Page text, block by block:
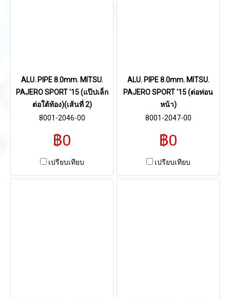
ALU. PIPE 8.0mm. MITSU.
PAJERO SPORT '15 (แป๊ปเล็ก
ต่อใต้ท้อง)(เส้นที่ 2)
8001-2046-00
฿0
เปรียบเทียบ
ALU. PIPE 8.0mm. MITSU.
PAJERO SPORT '15 (ต่อท่อน
หน้า)
8001-2047-00
฿0
เปรียบเทียบ